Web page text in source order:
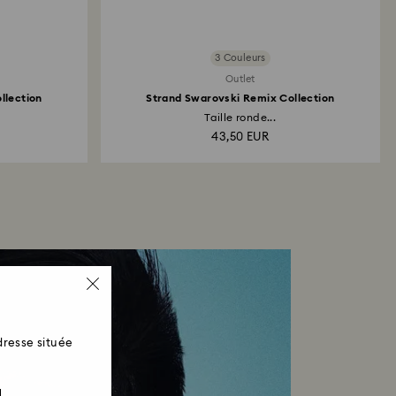
3 Couleurs
Outlet
Strand Swarovski Remix Collection
Taille ronde...
43,50 EUR
située